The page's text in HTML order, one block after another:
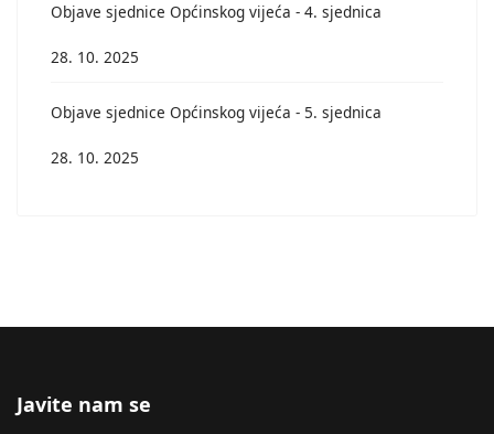
Objave sjednice Općinskog vijeća - 4. sjednica
28. 10. 2025
Objave sjednice Općinskog vijeća - 5. sjednica
28. 10. 2025
Javite nam se